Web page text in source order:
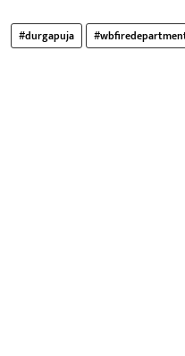
#durgapuja